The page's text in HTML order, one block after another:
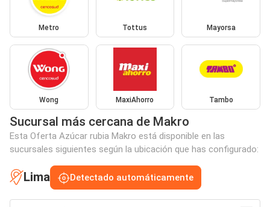
Metro Tottus Mayorsa
Wong MaxiAhorro Tambo
Sucursal más cercana de Makro
Esta Oferta Azúcar rubia Makro está disponible en las
sucursales siguientes según la ubicación que has configurado:
Lima Detectado automáticamente